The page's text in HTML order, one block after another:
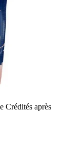
Crédités après